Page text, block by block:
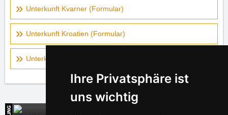
Ihre Privatsphäre ist
uns wichtig
Unterkunft Kvarner (Formular)
Unterkunft Kroatien (Formular)
Unterkunft auf der Landkarte - Kvarner